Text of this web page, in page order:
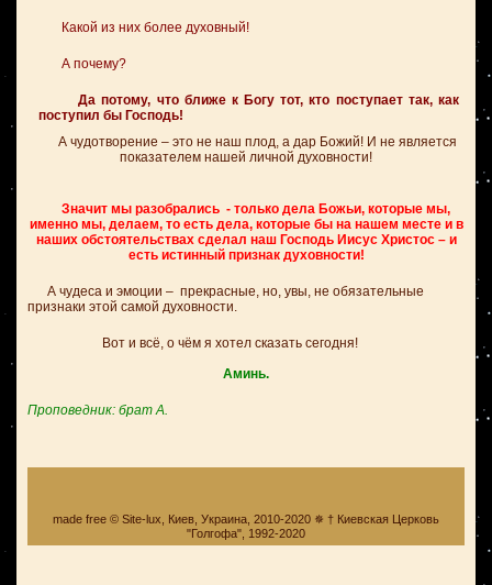
Какой из них более духовный!
А почему?
Да потому, что ближе к Богу тот, кто поступает так, как
поступил бы Господь!
А чудотворение – это не наш плод, а дар Божий! И не является
показателем нашей личной духовности!
Значит мы разобрались - только дела Божьи, которые мы,
именно мы, делаем, то есть дела, которые бы на нашем месте и в
наших обстоятельствах сделал наш Господь Иисус Христос – и
есть истинный признак духовности!
А чудеса и эмоции – прекрасные, но, увы, не обязательные
признаки этой самой духовности.
Вот и всё, о чём я хотел сказать сегодня!
Аминь.
Проповедник: брат А.
made free © Site-lux, Киев, Украина, 2010-2020 ✵ † Киевская Церковь
"Голгофа", 1992-2020